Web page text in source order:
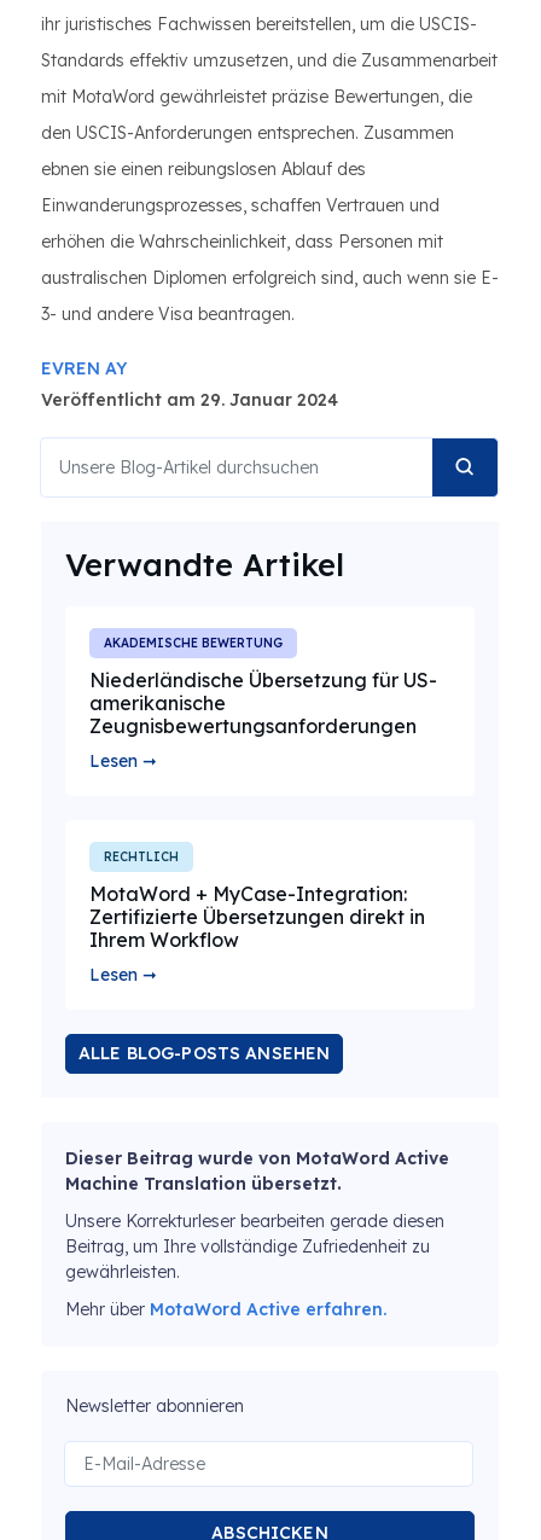
ihr juristisches Fachwissen bereitstellen, um die USCIS-
Standards effektiv umzusetzen, und die Zusammenarbeit
mit MotaWord gewährleistet präzise Bewertungen, die
den USCIS-Anforderungen entsprechen. Zusammen
ebnen sie einen reibungslosen Ablauf des
Einwanderungsprozesses, schaffen Vertrauen und
erhöhen die Wahrscheinlichkeit, dass Personen mit
australischen Diplomen erfolgreich sind, auch wenn sie E-
3- und andere Visa beantragen.
EVREN AY
Veröffentlicht am 29. Januar 2024
Verwandte Artikel
AKADEMISCHE BEWERTUNG
Niederländische Übersetzung für US-
amerikanische
Zeugnisbewertungsanforderungen
Lesen ➞
RECHTLICH
MotaWord + MyCase-Integration:
Zertifizierte Übersetzungen direkt in
Ihrem Workflow
Lesen ➞
ALLE BLOG-POSTS ANSEHEN
Dieser Beitrag wurde von MotaWord Active
Machine Translation übersetzt.
Unsere Korrekturleser bearbeiten gerade diesen
Beitrag, um Ihre vollständige Zufriedenheit zu
gewährleisten.
Mehr über MotaWord Active erfahren.
Newsletter abonnieren
ABSCHICKEN